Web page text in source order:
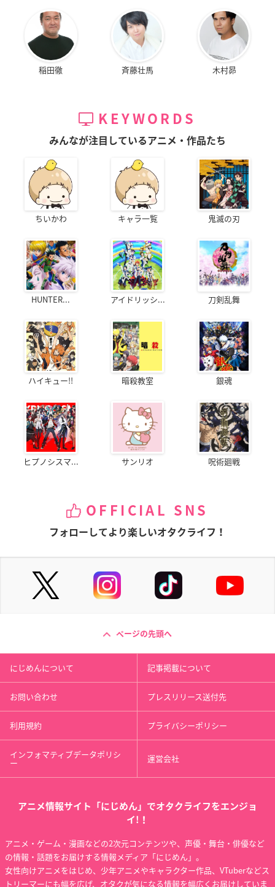
稲田徹 斉藤壮馬 木村昴
KEYWORDS
みんなが注目しているアニメ・作品たち
ちいかわ キャラ一覧 鬼滅の刃
HUNTER... アイドリッシ... 刀剣乱舞
ハイキュー!! 暗殺教室 銀魂
ヒプノシスマ... サンリオ 呪術廻戦
OFFICIAL SNS
フォローしてより楽しいオタクライフ！
ページの先頭へ
にじめんについて 記事掲載について
お問い合わせ プレスリリース送付先
利用規約 プライバシーポリシー
インフォマティブデータポリシ
ー 運営会社
アニメ情報サイト「にじめん」でオタクライフをエンジョ
イ!！
アニメ・ゲーム・漫画などの2次元コンテンツや、声優・舞台・俳優など
の情報・話題をお届けする情報メディア「にじめん」。
女性向けアニメをはじめ、少年アニメやキャラクター作品、VTuberなどス
トリーマーにも幅を広げ、オタクが気になる情報を幅広くお届けしていま